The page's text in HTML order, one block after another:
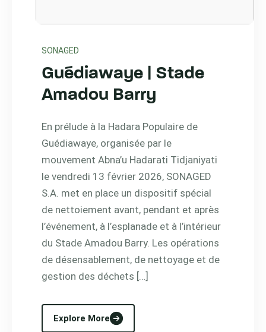
SONAGED
Guédiawaye | Stade
Amadou Barry
En prélude à la Hadara Populaire de
Guédiawaye, organisée par le
mouvement Abna’u Hadarati Tidjaniyati
le vendredi 13 février 2026, SONAGED
S.A. met en place un dispositif spécial
de nettoiement avant, pendant et après
l’événement, à l’esplanade et à l’intérieur
du Stade Amadou Barry. Les opérations
de désensablement, de nettoyage et de
gestion des déchets […]
Explore More